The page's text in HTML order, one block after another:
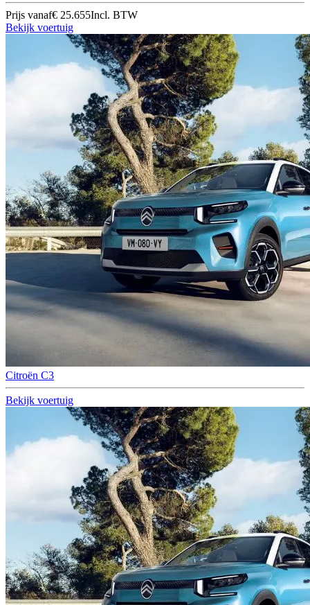
Prijs vanaf€ 25.655Incl. BTW
Bekijk voertuig
Citroën C3
Bekijk voertuig